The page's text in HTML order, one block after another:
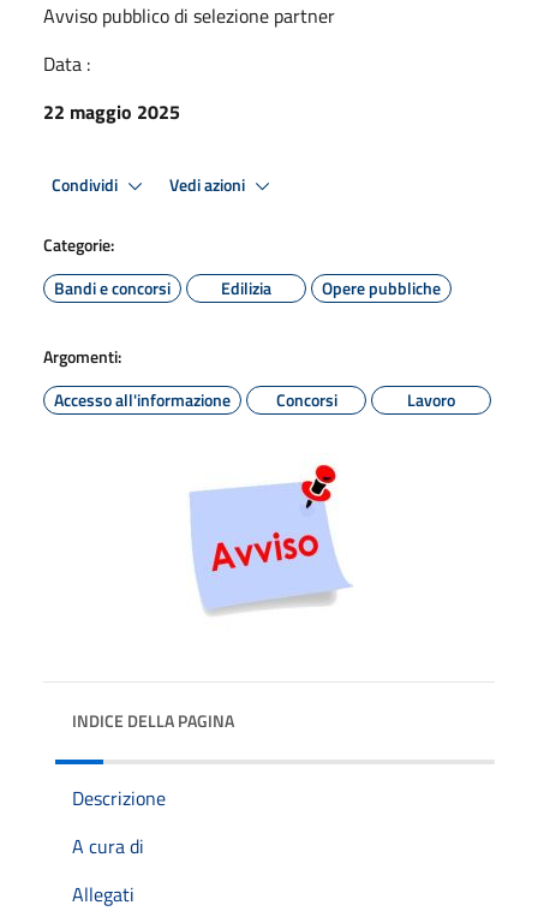
Avviso pubblico di selezione partner
Data :
22 maggio 2025
Condividi Vedi azioni
Categorie:
Bandi e concorsi
Edilizia Opere pubbliche
Argomenti:
Accesso all'informazione
Concorsi Lavoro
INDICE DELLA PAGINA
Descrizione
A cura di
Allegati